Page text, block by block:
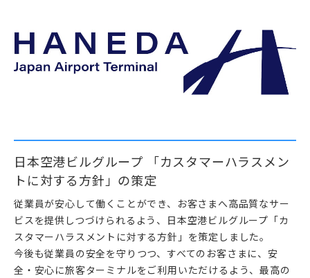
日本空港ビルグループ 「カスタマーハラスメン
トに対する方針」の策定
従業員が安心して働くことができ、お客さまへ高品質なサー
ビスを提供しつづけられるよう、日本空港ビルグループ「カ
スタマーハラスメントに対する方針」を策定しました。
今後も従業員の安全を守りつつ、すべてのお客さまに、安
全・安心に旅客ターミナルをご利用いただけるよう、最高の